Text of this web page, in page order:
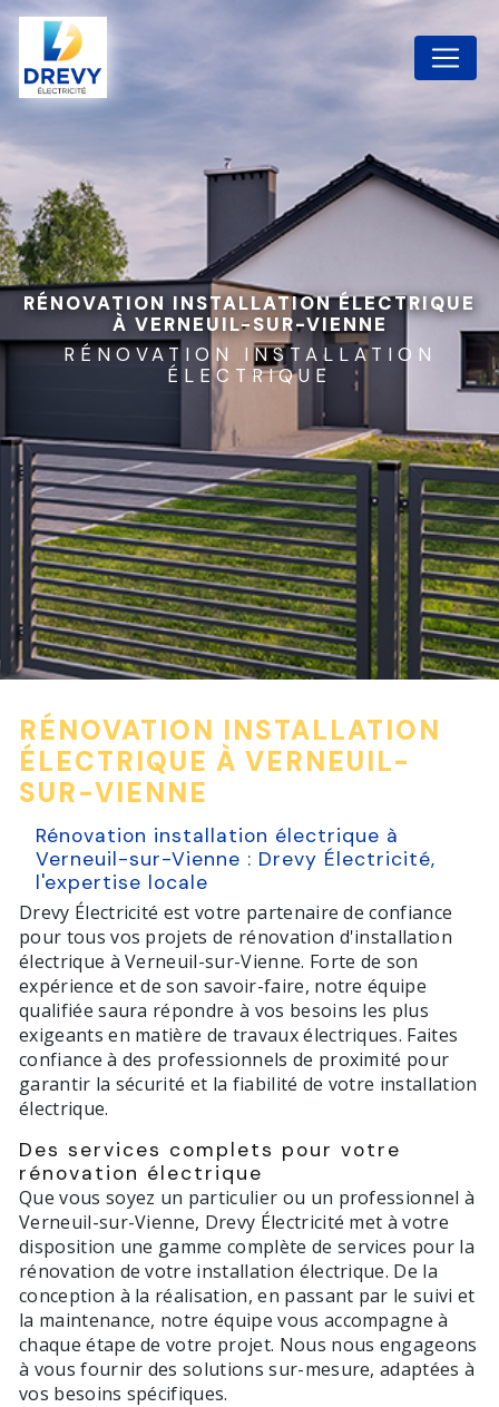
RÉNOVATION INSTALLATION ÉLECTRIQUE
À VERNEUIL-SUR-VIENNE
RÉNOVATION INSTALLATION
ÉLECTRIQUE
RÉNOVATION INSTALLATION
ÉLECTRIQUE À VERNEUIL-
SUR-VIENNE
Rénovation installation électrique à
Verneuil-sur-Vienne : Drevy Électricité,
l'expertise locale
Drevy Électricité est votre partenaire de confiance
pour tous vos projets de rénovation d'installation
électrique à Verneuil-sur-Vienne. Forte de son
expérience et de son savoir-faire, notre équipe
qualifiée saura répondre à vos besoins les plus
exigeants en matière de travaux électriques. Faites
confiance à des professionnels de proximité pour
garantir la sécurité et la fiabilité de votre installation
électrique.
Des services complets pour votre
rénovation électrique
Que vous soyez un particulier ou un professionnel à
Verneuil-sur-Vienne, Drevy Électricité met à votre
disposition une gamme complète de services pour la
rénovation de votre installation électrique. De la
conception à la réalisation, en passant par le suivi et
la maintenance, notre équipe vous accompagne à
chaque étape de votre projet. Nous nous engageons
à vous fournir des solutions sur-mesure, adaptées à
vos besoins spécifiques.
Panneau de gestion des cookies